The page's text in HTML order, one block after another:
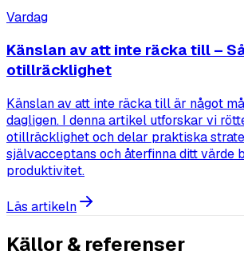
Vardag
Känslan av att inte räcka till –
otillräcklighet
Känslan av att inte räcka till är något
dagligen. I denna artikel utforskar vi
otillräcklighet och delar praktiska
självacceptans och återfinna ditt värde
produktivitet.
Läs artikeln
Källor & referenser